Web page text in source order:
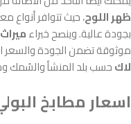
ظهر اللوح، حيث تتوافر
بجودة عالية. وينصح خبراء
موثوقة تضمن الجودة والسعر
لاكحسب بلد المنشأ والسُمك
اسعار مطابخ